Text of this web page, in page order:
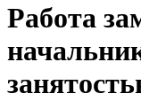
Работа